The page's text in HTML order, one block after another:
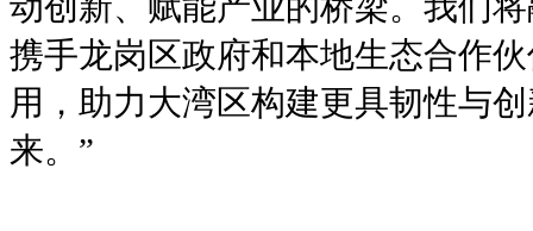
携手龙岗区政府和本地生态合作
用，助力大湾区构建更具韧性与
来。”